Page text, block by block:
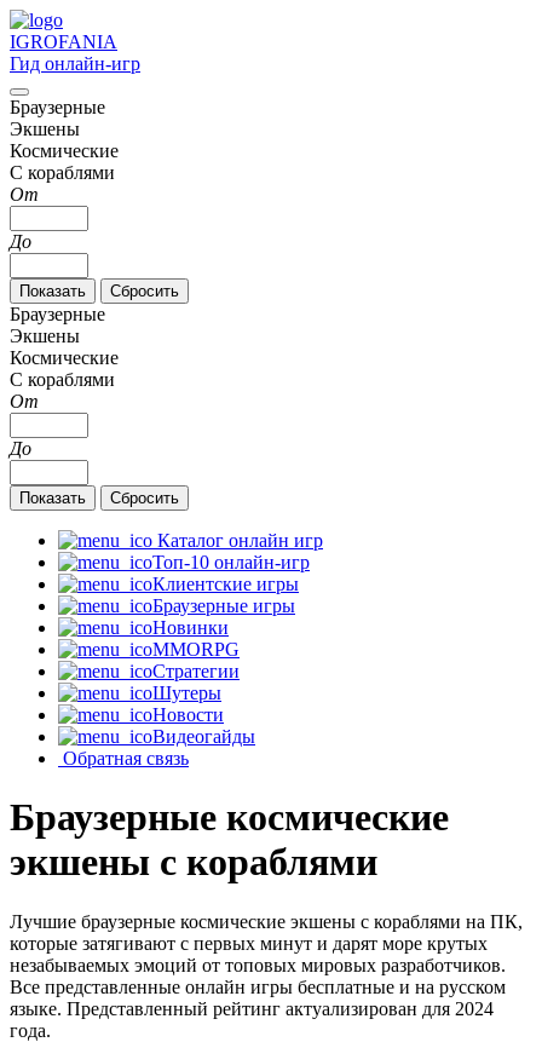
IGROFANIA
Гид онлайн-игр
Браузерные
Экшены
Космические
С кораблями
От
До
Браузерные
Экшены
Космические
С кораблями
От
До
Каталог онлайн игр
Топ-10 онлайн-игр
Клиентские игры
Браузерные игры
Новинки
MMORPG
Стратегии
Шутеры
Новости
Видеогайды
Обратная связь
Браузерные космические
экшены с кораблями
Лучшие браузерные космические экшены с кораблями на ПК,
которые затягивают с первых минут и дарят море крутых
незабываемых эмоций от топовых мировых разработчиков.
Все представленные онлайн игры бесплатные и на русском
языке. Представленный рейтинг актуализирован для 2024
года.